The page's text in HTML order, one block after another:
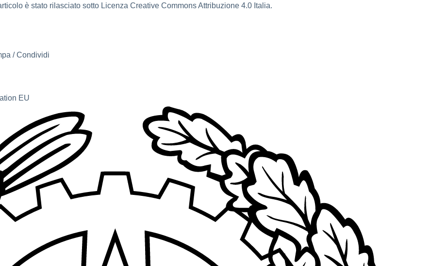
è stato rilasciato sotto Licenza Creative Commons Attribuzione 4.0 Italia.
/ Condividi